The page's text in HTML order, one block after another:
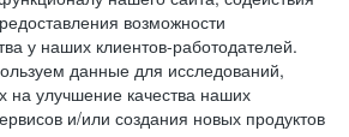
возможности
у наших клиентов-работодателей.
данные для исследований,
на улучшение качества наших
и/или создания новых продуктов